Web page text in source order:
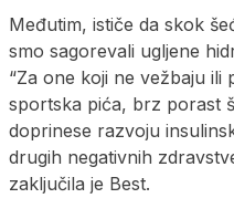
Međutim, ističe da skok
smo sagorevali ugljene
“Za one koji ne vežbaju
sportska pića, brz porast
doprinese razvoju
drugih negativnih
zaključila je Best.